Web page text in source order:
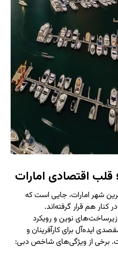
اقتصادی امارات
شهر امارات، جایی است که
کنار هم قرار گرفته‌اند.
نوین و رویکرد
ایده‌آل برای کارآفرینان و
برخی از ویژگی‌های شاخص دبی: